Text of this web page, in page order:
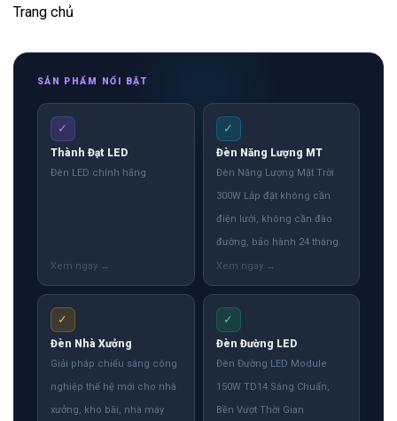
Trang chủ
SẢN PHẨM NỔI BẬT
✓
Thành Đạt LED
Đèn LED chính hãng
✓
Đèn Năng Lượng MT
Đèn Năng Lượng Mặt Trời
300W Lắp đặt không cần
điện lưới, không cần đào
đường, bảo hành 24 tháng.
✓
Đèn Nhà Xưởng
Giải pháp chiếu sáng công
nghiệp thế hệ mới cho nhà
xưởng, kho bãi, nhà máy
✓
Đèn Đường LED
Đèn Đường LED Module
150W TD14 Sáng Chuẩn,
Bền Vượt Thời Gian